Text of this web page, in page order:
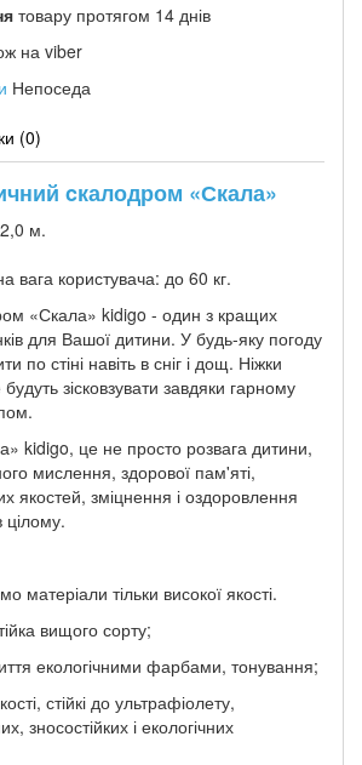
товару протягом 14 днів
на viber
Непоседа
(0)
cкалодром «Скала»
м.
вага користувача: до 60 кг.
«Скала» kidigo - один з кращих
для Вашої дитини. У будь-яку погоду
по стіні навіть в сніг і дощ. Ніжки
зісковзувати завдяки гарному
kidigo, це не просто розвага дитини,
мислення, здорової пам'яті,
якостей, зміцнення і оздоровлення
цілому.
матеріали тільки високої якості.
вищого сорту;
екологічними фарбами, тонування;
стійкі до ультрафіолету,
зносостійких і екологічних